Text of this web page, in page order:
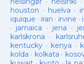
houston · huelva ·
iquique · iran · irvine ·
· jamaica · jena ·
karlskrona ·
kentucky· kenya ·
kolda · kolkata ·